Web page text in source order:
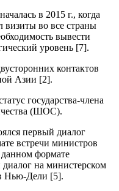
в 2015 г., когда
во все страны
вывести
уровень [7].
контактов
Азии [2].
государства-члена
(ШОС).
первый диалог
встречи министров
формате
диалог на министерском
в Нью-Дели [5].